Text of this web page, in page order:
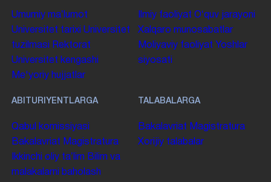
Umumiy maʼlumot
Universitet tarixi Universitet
tuzilmasi
Rektorat
Universitet kengashi
Me'yoriy hujjatlar
Ilmiy faoliyat Oʻquv jarayoni
Xalqaro munosabatlar
Moliyaviy faoliyat Yoshlar
siyosati
ABITURIYENTLARGA
Qabul komissiyasi
Bakalavriat Magistratura
Ikkinchi oliy taʼlim Bilim va
malakalarni baholash
TALABALARGA
Bakalavriat Magistratura
Xorijiy talabalar